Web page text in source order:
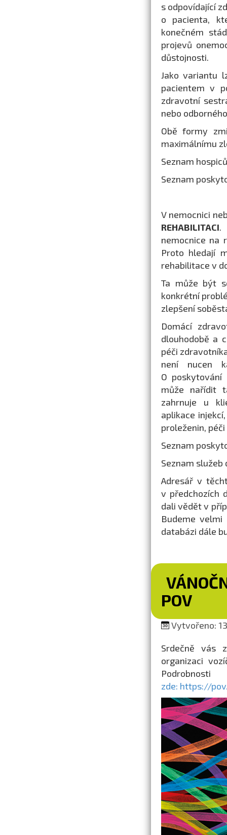
s odpovídající
o pacienta,
konečném
projevů
důstojnosti.
Jako variantu
pacientem v
zdravotní
nebo
Obě formy
maximálnímu
Seznam
Seznam
V nemocnici
REHABILITACI.
nemocnice na
Proto hledají
rehabilitace v
Ta může být
konkrétní
zlepšení
Domácí
dlouhodobě a
péči
není nucen
O
může nařídit
zahrnuje u
aplikace
proleženin,
Seznam
Seznam
Adresář v
v předchozích
dali vědět v
Budeme
databázi dále
POV
Vytvořeno:
Srdečně vás
organizaci
zde: https://